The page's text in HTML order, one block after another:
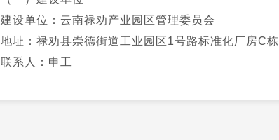
建设单位：云南禄劝产业园区管理委员会
地址：禄劝县崇德街道工业园区1号路标准化厂房C
联系人：申工
电子邮件：LQGWH8991777@163.com